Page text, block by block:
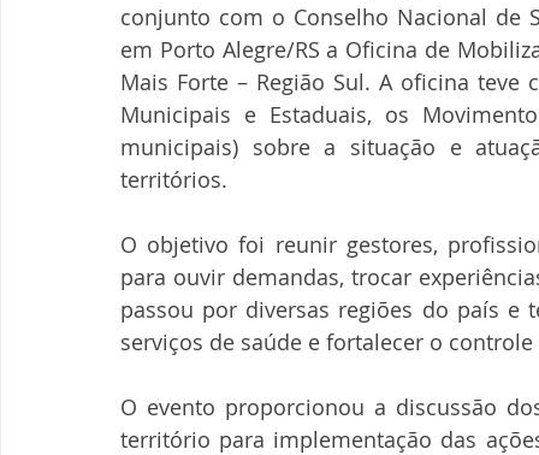
conjunto com o Conselho Nacional de
em Porto Alegre/RS a Oficina de
Mais Forte – Região Sul. A oficina teve
Municipais e Estaduais, os
municipais) sobre a situação e
territórios.
O objetivo foi reunir gestores,
para ouvir demandas, trocar
passou por diversas regiões do país e
serviços de saúde e fortalecer o
O evento proporcionou a discussão
território para implementação das